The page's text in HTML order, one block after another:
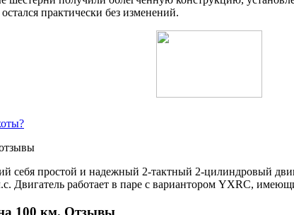
практически без изменений.
себя простой и надежный 2-тактный 2-цилиндровый
Двигатель работает в паре с вариантором YXRC,
100 км. Отзывы